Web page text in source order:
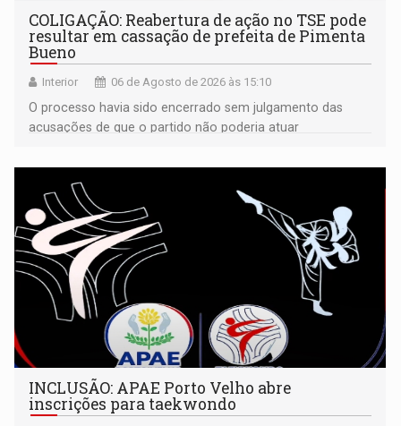
COLIGAÇÃO: Reabertura de ação no TSE pode
resultar em cassação de prefeita de Pimenta
Bueno
Interior 06 de Agosto de 2026 às 15:10
O processo havia sido encerrado sem julgamento das
acusações de que o partido não poderia atuar
INCLUSÃO: APAE Porto Velho abre
inscrições para taekwondo